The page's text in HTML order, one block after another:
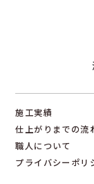
施工実績
仕上がりまでの流
職人について
プライバシーポリ